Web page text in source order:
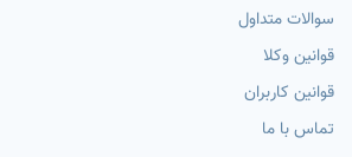
سوالات متداول
قوانین وکلا
قوانین کاربران
تماس با ما